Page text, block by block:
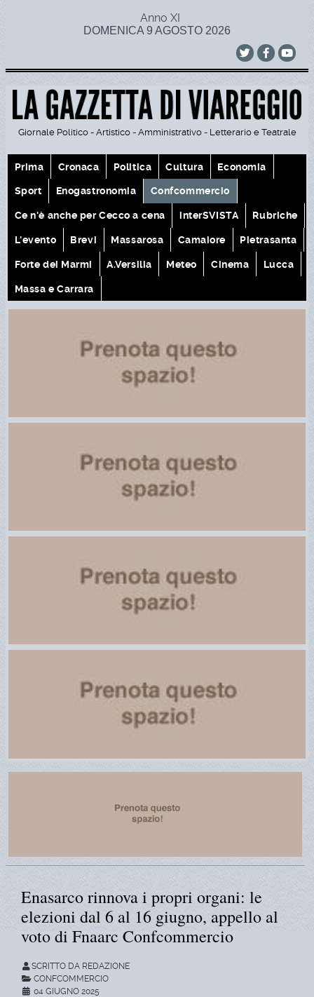
Anno XI
DOMENICA 9 AGOSTO 2026
Giornale Politico - Artistico - Amministrativo - Letterario e Teatrale
Prima Cronaca Politica Cultura Economia
Sport Enogastronomia Confcommercio
Ce n'è anche per Cecco a cena interSVISTA Rubriche
L'evento Brevi Massarosa Camaiore Pietrasanta
Forte dei Marmi A.Versilia Meteo Cinema Lucca
Massa e Carrara
Enasarco rinnova i propri organi: le
elezioni dal 6 al 16 giugno, appello al
voto di Fnaarc Confcommercio
SCRITTO DA REDAZIONE
CONFCOMMERCIO
04 GIUGNO 2025